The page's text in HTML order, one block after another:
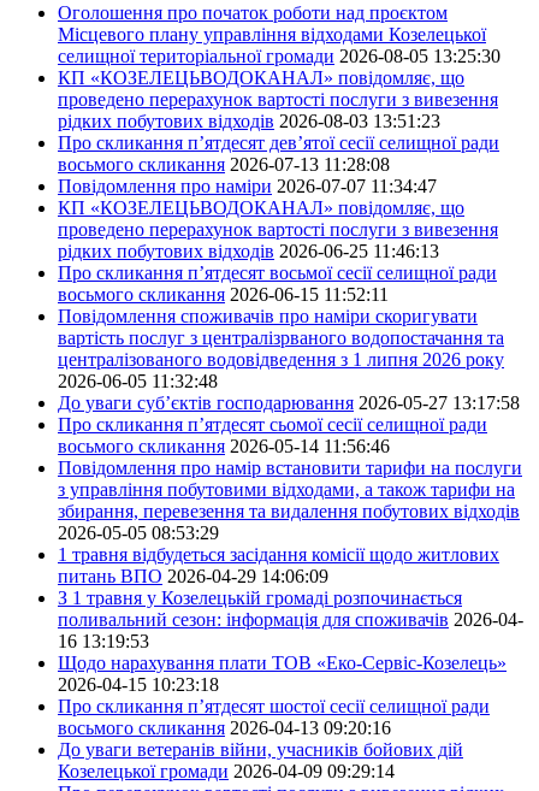
Оголошення про початок роботи над проєктом
Місцевого плану управління відходами Козелецької
селищної територіальної громади 2026-08-05 13:25:30
КП «КОЗЕЛЕЦЬВОДОКАНАЛ» повідомляє, що
проведено перерахунок вартості послуги з вивезення
рідких побутових відходів 2026-08-03 13:51:23
Про скликання п’ятдесят дев’ятої сесії селищної ради
восьмого скликання 2026-07-13 11:28:08
Повідомлення про наміри 2026-07-07 11:34:47
КП «КОЗЕЛЕЦЬВОДОКАНАЛ» повідомляє, що
проведено перерахунок вартості послуги з вивезення
рідких побутових відходів 2026-06-25 11:46:13
Про скликання п’ятдесят восьмої сесії селищної ради
восьмого скликання 2026-06-15 11:52:11
Повідомлення споживачів про наміри скоригувати
вартість послуг з централізрваного водопостачання та
централізованого водовідведення з 1 липня 2026 року
2026-06-05 11:32:48
До уваги суб’єктів господарювання 2026-05-27 13:17:58
Про скликання п’ятдесят сьомої сесії селищної ради
восьмого скликання 2026-05-14 11:56:46
Повідомлення про намір встановити тарифи на послуги
з управління побутовими відходами, а також тарифи на
збирання, перевезення та видалення побутових відходів
2026-05-05 08:53:29
1 травня відбудеться засідання комісії щодо житлових
питань ВПО 2026-04-29 14:06:09
З 1 травня у Козелецькій громаді розпочинається
поливальний сезон: інформація для споживачів 2026-04-
16 13:19:53
Щодо нарахування плати ТОВ «Еко-Сервіс-Козелець»
2026-04-15 10:23:18
Про скликання п’ятдесят шостої сесії селищної ради
восьмого скликання 2026-04-13 09:20:16
До уваги ветеранів війни, учасників бойових дій
Козелецької громади 2026-04-09 09:29:14